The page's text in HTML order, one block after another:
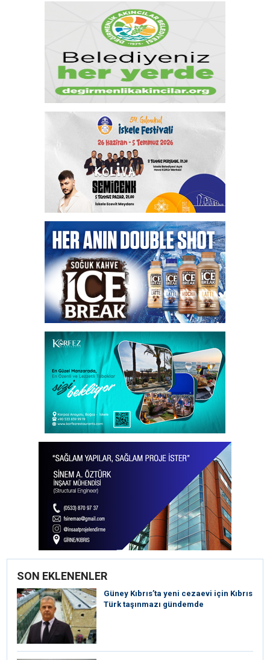
SON EKLENENLER
Güney Kıbrıs’ta yeni cezaevi için Kıbrıs
Türk taşınmazı gündemde